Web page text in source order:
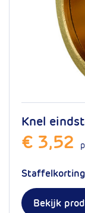
Knel
€ 3,52
Staffelkorting
Bekijk